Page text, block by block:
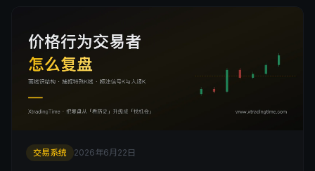
交易系统 2026年6月22日